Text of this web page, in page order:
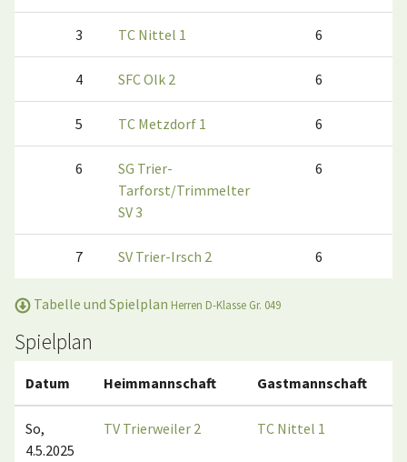
3 TC Nittel 1 6
4 SFC Olk 2 6
5 TC Metzdorf 1 6
6
SG Trier-
Tarforst/Trimmelter
SV 3
6
7 SV Trier-Irsch 2 6
Tabelle und Spielplan Herren D-Klasse Gr. 049
Spielplan
Datum Heimmannschaft Gastmannschaft
So,
4.5.2025
TV Trierweiler 2 TC Nittel 1